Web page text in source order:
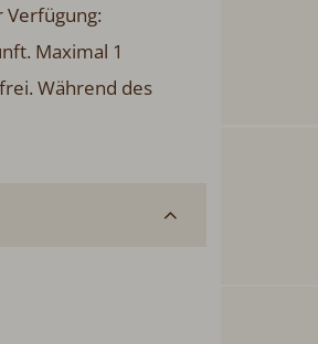
Internet
Feuerlöscher.
selber